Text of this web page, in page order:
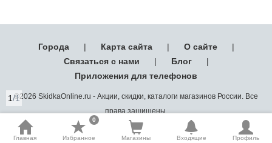
1/1
Города | Карта сайта | О сайте
|
Связаться с нами
| Блог
|
Приложения для телефонов
©2026 SkidkaOnline.ru - Акции, скидки, каталоги магазинов России. Все
права защищены.
Главная Избранное
0
Магазины Входящие Профиль